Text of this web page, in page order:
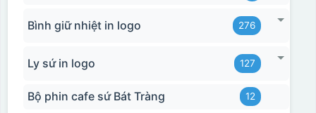
Bình giữ nhiệt in logo 276
Ly sứ in logo 127
Bộ phin cafe sứ Bát Tràng 12